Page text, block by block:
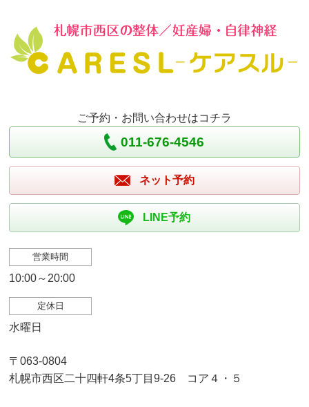
ご予約・お問い合わせはコチラ
011-676-4546
ネット予約
LINE予約
営業時間
10:00～20:00
定休日
水曜日
〒063-0804
札幌市西区二十四軒4条5丁目9-26 コア４・５